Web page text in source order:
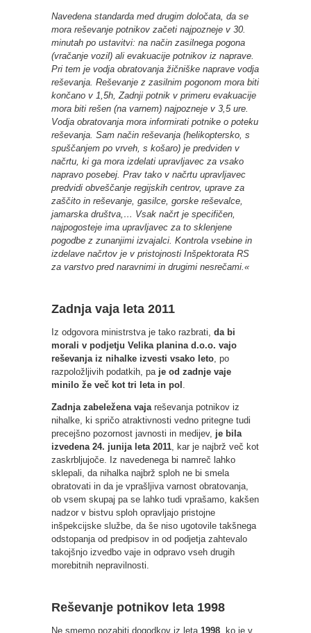
Navedena standarda med drugim določata, da se
mora reševanje potnikov začeti najpozneje v 30.
minutah po ustavitvi: na način zasilnega pogona
(vračanje vozil) ali evakuacije potnikov iz naprave.
Pri tem je vodja obratovanja žičniške naprave vodja
reševanja. Reševanje z zasilnim pogonom mora biti
končano v 1,5h, Zadnji potnik v primeru evakuacije
mora biti rešen (na varnem) najpozneje v 3,5 ure.
Vodja obratovanja mora informirati potnike o poteku
reševanja. Sam način reševanja (helikoptersko, s
spuščanjem po vrveh, s košaro) je predviden v
načrtu, ki ga mora izdelati upravljavec za vsako
napravo posebej. Prav tako v načrtu upravljavec
predvidi obveščanje regijskih centrov, uprave za
zaščito in reševanje, gasilce, gorske reševalce,
jamarska društva,… Vsak načrt je specifičen,
najpogosteje ima upravljavec za to sklenjene
pogodbe z zunanjimi izvajalci. Kontrola vsebine in
izdelave načrtov je v pristojnosti Inšpektorata RS
za varstvo pred naravnimi in drugimi nesrečami.«
Zadnja vaja leta 2011
Iz odgovora ministrstva je tako razbrati, da bi
morali v podjetju Velika planina d.o.o. vajo
reševanja iz nihalke izvesti vsako leto , po
razpoložljivih podatkih, pa je od zadnje vaje
minilo že več kot tri leta in pol
Zadnja zabeležena vaja reševanja potnikov iz
nihalke, ki spričo atraktivnosti vedno pritegne tudi
precejšno pozornost javnosti in medijev, je bila
izvedena 24. junija leta 2011 , kar je najbrž več kot
zaskrbljujoče. Iz navedenega bi namreč lahko
sklepali, da nihalka najbrž sploh ne bi smela
obratovati in da je vprašljiva varnost obratovanja,
ob vsem skupaj pa se lahko tudi vprašamo, kakšen
nadzor v bistvu sploh opravljajo pristojne
inšpekcijske službe, da še niso ugotovile takšnega
odstopanja od predpisov in od podjetja zahtevalo
takojšnjo izvedbo vaje in odpravo vseh drugih
morebitnih nepravilnosti.
Reševanje potnikov leta 1998
Ne smemo pozabiti dogodkov iz leta 1998 , ko je v